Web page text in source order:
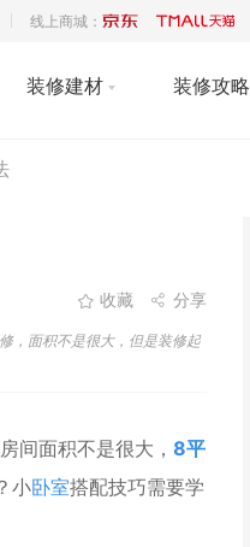
线上商城：
装修建材 装修攻略
收藏 分享
，面积不是很大，但是装修起
间面积不是很大， 8平
小卧室搭配技巧需要学